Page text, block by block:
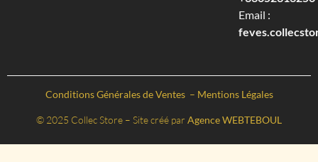
Email :
Conditions Générales de Ventes – Mentions Légales
© 2025 Collec Store – Site créé par Agence WEBTEBOUL